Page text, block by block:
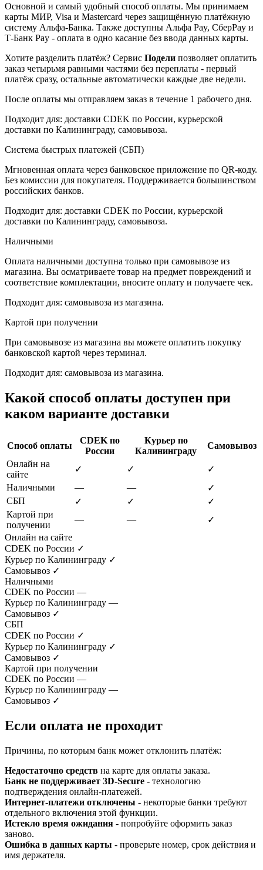
Основной и самый удобный способ оплаты. Мы принимаем
карты МИР, Visa и Mastercard через защищённую платёжную
систему Альфа-Банка. Также доступны Альфа Pay, СберPay и
Т-Банк Pay - оплата в одно касание без ввода данных карты.
Хотите разделить платёж? Сервис Подели позволяет оплатить
заказ четырьмя равными частями без переплаты - первый
платёж сразу, остальные автоматически каждые две недели.
После оплаты мы отправляем заказ в течение 1 рабочего дня.
Подходит для: доставки CDEK по России, курьерской
доставки по Калининграду, самовывоза.
Система быстрых платежей (СБП)
Мгновенная оплата через банковское приложение по QR-коду.
Без комиссии для покупателя. Поддерживается большинством
российских банков.
Подходит для: доставки CDEK по России, курьерской
доставки по Калининграду, самовывоза.
Наличными
Оплата наличными доступна только при самовывозе из
магазина. Вы осматриваете товар на предмет повреждений и
соответствие комплектации, вносите оплату и получаете чек.
Подходит для: самовывоза из магазина.
Картой при получении
При самовывозе из магазина вы можете оплатить покупку
банковской картой через терминал.
Подходит для: самовывоза из магазина.
Какой способ оплаты доступен при
каком варианте доставки
Способ оплаты
CDEK по
России
Курьер по
Калининграду
Самовывоз
Онлайн на
сайте
✓ ✓
✓
Наличными
— —
✓
СБП
✓ ✓
✓
Картой при
получении
— —
✓
Онлайн на сайте
CDEK по России ✓
Курьер по Калининграду ✓
Самовывоз ✓
Наличными
CDEK по России —
Курьер по Калининграду —
Самовывоз ✓
СБП
CDEK по России ✓
Курьер по Калининграду ✓
Самовывоз ✓
Картой при получении
CDEK по России —
Курьер по Калининграду —
Самовывоз ✓
Если оплата не проходит
Причины, по которым банк может отклонить платёж:
Недостаточно средств на карте для оплаты заказа.
Банк не поддерживает 3D-Secure - технологию
подтверждения онлайн-платежей.
Интернет-платежи отключены - некоторые банки требуют
отдельного включения этой функции.
Истекло время ожидания - попробуйте оформить заказ
заново.
Ошибка в данных карты - проверьте номер, срок действия и
имя держателя.